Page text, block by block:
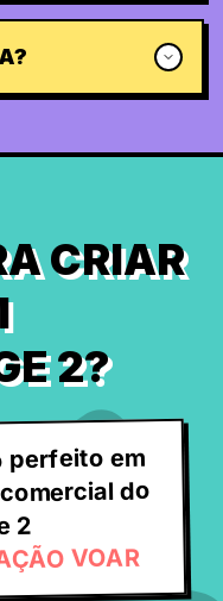
CRIAR
2?
perfeito em
do
2
VOAR